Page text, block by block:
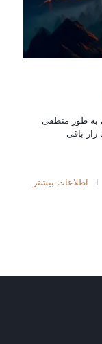
به طور منطقی
باقی
اطلاعات بیشتر